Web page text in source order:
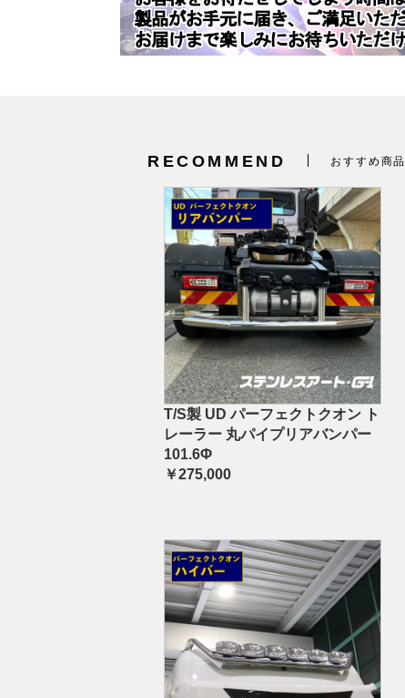
RECOMMEND おすすめ商品
T/S製 UD パーフェクトクオン ト
レーラー 丸パイプリアバンパー
101.6Φ
￥275,000